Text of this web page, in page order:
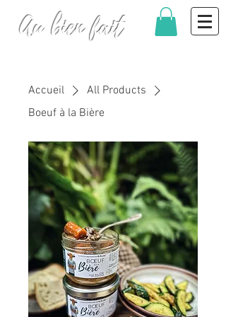
Au bien fait
Accueil
All Products
Boeuf à la Bière